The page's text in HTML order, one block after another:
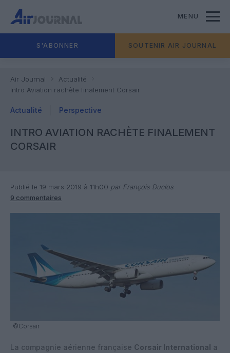
MENU
S'ABONNER SOUTENIR AIR JOURNAL
Air Journal
Actualité
Intro Aviation rachète finalement Corsair
Actualité Perspective
INTRO AVIATION RACHÈTE FINALEMENT
CORSAIR
Publié le 19 mars 2019 à 11h00 par François Duclos
9 commentaires
©Corsair
La compagnie aérienne française Corsair International a